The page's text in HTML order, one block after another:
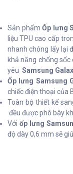
Sản phẩmỐp lưng
liệu TPU cao cấp
nhanh chóng lấy lại
khả năng chống
yêu Samsung
Ốp lưng Samsung
chiếc điện thoại của
Toàn bộ thiết kế
đều được phô bày
Với ốp lưng
độ dày 0,6 mm sẽ